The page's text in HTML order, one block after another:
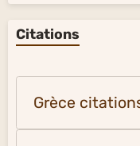
Citations
Grèce